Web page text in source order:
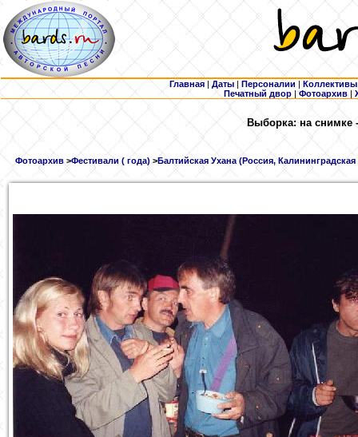
Главная | Даты | Персоналии | Коллективы
Печатный двор |Фотоархив |
Выборка: на снимке
Фотоархив >Фестивали ( года) >Балтийская Ухана (Россия,